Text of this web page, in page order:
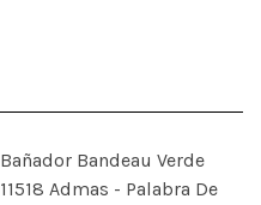
Bañador Bandeau Verde
11518 Admas - Palabra De